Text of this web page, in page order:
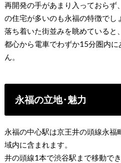
再開発の手があまり入っておらず
の住宅が多いのも永福の特徴でし
落ち着いた街並みを眺めていると
都心から電車でわずか15分圏内
ん。
永福の立地･魅力
永福の中心駅は京王井の頭線永福
域内に含まれます。
井の頭線1本で渋谷駅まで移動で